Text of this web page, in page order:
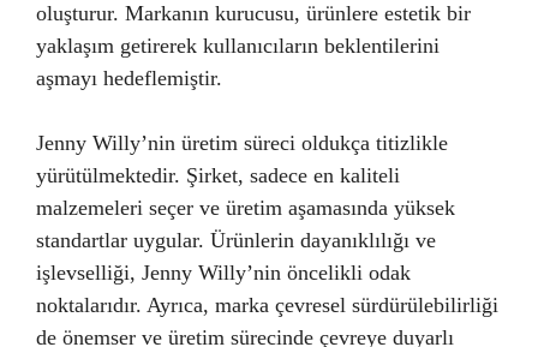
oluşturur. Markanın kurucusu, ürünlere estetik bir
yaklaşım getirerek kullanıcıların beklentilerini
aşmayı hedeflemiştir.
Jenny Willy’nin üretim süreci oldukça titizlikle
yürütülmektedir. Şirket, sadece en kaliteli
malzemeleri seçer ve üretim aşamasında yüksek
standartlar uygular. Ürünlerin dayanıklılığı ve
işlevselliği, Jenny Willy’nin öncelikli odak
noktalarıdır. Ayrıca, marka çevresel sürdürülebilirliği
de önemser ve üretim sürecinde çevreye duyarlı